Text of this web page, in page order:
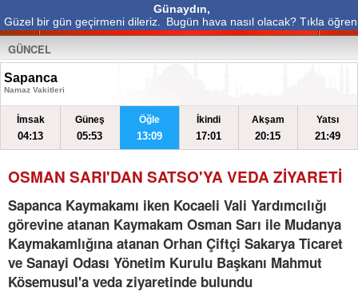
Günaydın,
Güzel bir gün geçirmeni dileriz.
Bugün hava nasıl olacak? Tıkla öğren
GÜNCEL
Sapanca
Namaz Vakitleri
İmsak
04:13
Güneş
05:53
Öğle
13:09
İkindi
17:01
Akşam
20:15
Yatsı
21:49
OSMAN SARI'DAN SATSO'YA VEDA ZİYARETİ
Sapanca Kaymakamı iken Kocaeli Vali Yardımcılığı
görevine atanan Kaymakam Osman Sarı ile Mudanya
Kaymakamlığına atanan Orhan Çiftçi Sakarya Ticaret
ve Sanayi Odası Yönetim Kurulu Başkanı Mahmut
Kösemusul'a veda ziyaretinde bulundu